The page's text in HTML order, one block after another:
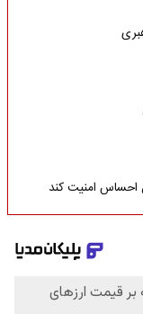
احساس امنیت کند